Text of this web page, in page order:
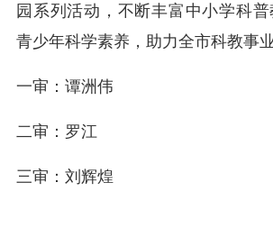
园系列活动，不断丰富中小学科
青少年科学素养，助力全市科教事
一审：谭洲伟
二审：罗江
三审：刘辉煌